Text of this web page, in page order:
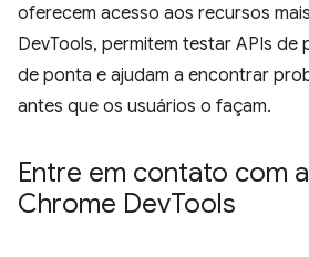
oferecem acesso aos recursos
DevTools, permitem testar APIs de
de ponta e ajudam a encontrar
antes que os usuários o façam.
Entre em contato com
Chrome DevTools